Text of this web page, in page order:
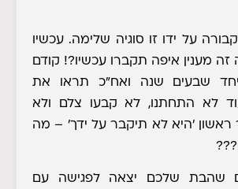
על ידו זו סוגיה שלימה. עכשיו
מענין איפה תקברו עכשיו?! קודם
שבעים שנה ואח"כ תראו את
לא התחתנו, לא קבעו צלם ולא
'היא לא תיקבר על ידך' – מה
שהבת שלכם יצאה לפגישה עם